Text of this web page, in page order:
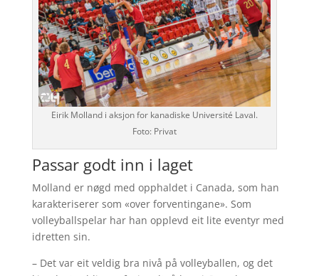
Eirik Molland i aksjon for kanadiske Université Laval.
Foto: Privat
Passar godt inn i laget
Molland er nøgd med opphaldet i Canada, som han
karakteriserer som «over forventingane». Som
volleyballspelar har han opplevd eit lite eventyr med
idretten sin.
– Det var eit veldig bra nivå på volleyballen, og det